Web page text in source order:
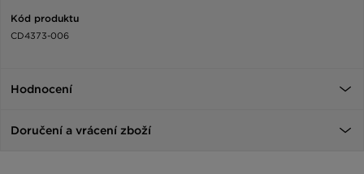
Kód produktu
CD4373-006
Hodnocení
Doručení a vrácení zboží